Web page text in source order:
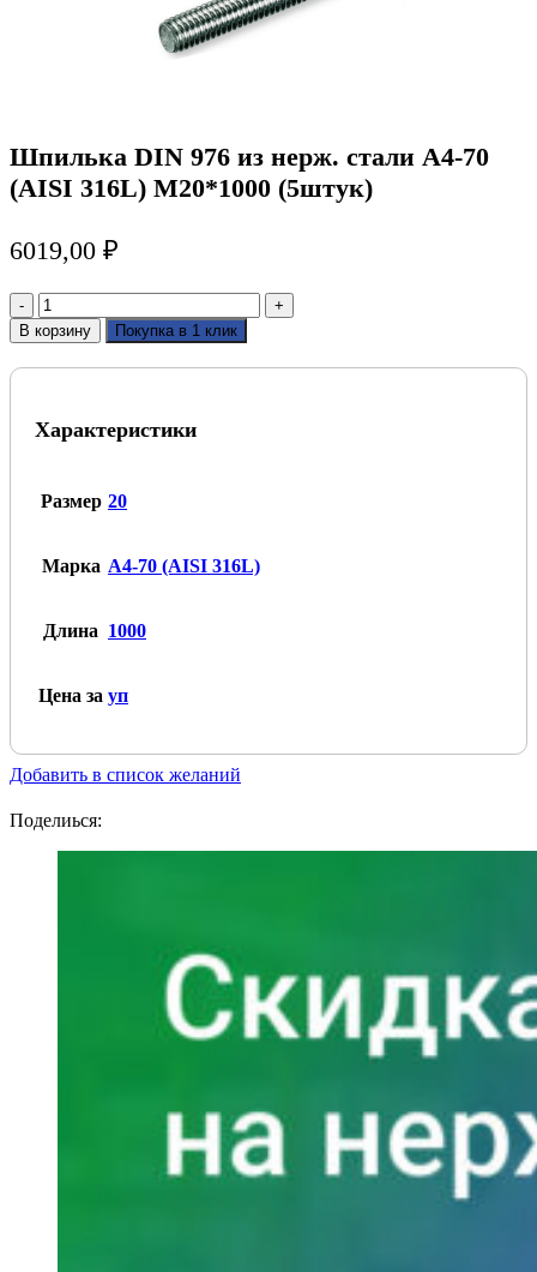
Шпилька DIN 976 из нерж. стали А4-70
(AISI 316L) М20*1000 (5штук)
6019,00 ₽
Количество
товара
Шпилька
DIN
нерж.
70
М20*1000
(5штук)
В корзину Покупка в 1 клик
Характеристики
Размер 20
Марка A4-70 (AISI 316L)
Длина 1000
Цена за уп
Добавить в список желаний
Поделиься: